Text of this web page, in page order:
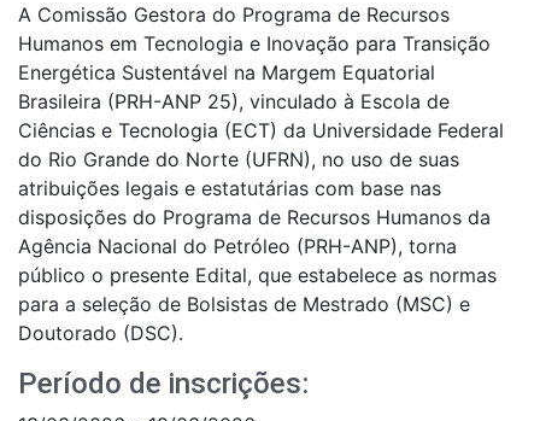
A Comissão Gestora do Programa de Recursos
Humanos em Tecnologia e Inovação para Transição
Energética Sustentável na Margem Equatorial
Brasileira (PRH-ANP 25), vinculado à Escola de
Ciências e Tecnologia (ECT) da Universidade Federal
do Rio Grande do Norte (UFRN), no uso de suas
atribuições legais e estatutárias com base nas
disposições do Programa de Recursos Humanos da
Agência Nacional do Petróleo (PRH-ANP), torna
público o presente Edital, que estabelece as normas
para a seleção de Bolsistas de Mestrado (MSC) e
Doutorado (DSC).
Período de inscrições: